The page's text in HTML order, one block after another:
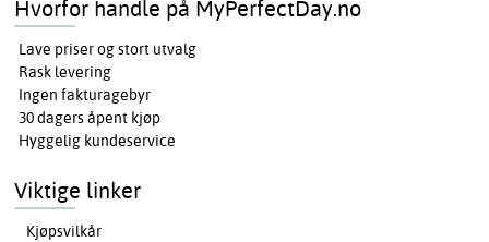
Hvorfor handle på MyPerfectDay.no
Lave priser og stort utvalg
Rask levering
Ingen fakturagebyr
30 dagers åpent kjøp
Hyggelig kundeservice
Viktige linker
Kjøpsvilkår